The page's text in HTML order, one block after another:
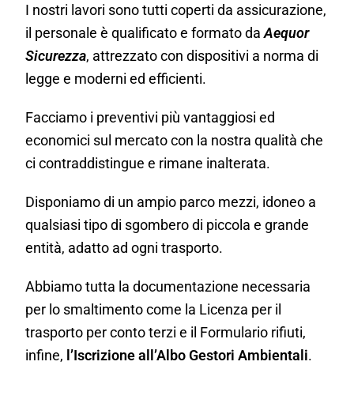
I nostri lavori sono tutti coperti da assicurazione,
il personale è qualificato e formato daAequor
Sicurezza, attrezzato con dispositivi a norma di
legge e moderni ed efficienti.
Facciamo i preventivi più vantaggiosi ed
economici sul mercato con la nostra qualità che
ci contraddistingue e rimane inalterata.
Disponiamo di un ampio parco mezzi, idoneo a
qualsiasi tipo di sgombero di piccola e grande
entità, adatto ad ogni trasporto.
Abbiamo tutta la documentazione necessaria
per lo smaltimento come la Licenza per il
trasporto per conto terzi e il Formulario rifiuti,
infine, l’Iscrizione all’Albo Gestori Ambientali.